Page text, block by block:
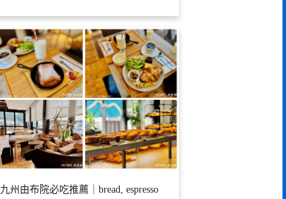
九州由布院必吃推薦｜bread, espresso